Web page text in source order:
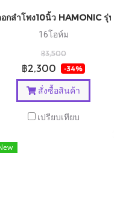
กลำโพง10นิ้ว HAMONIC รุ่น
16โอห์ม
฿3,500
฿2,300 -34%
สั่งซื้อสินค้า
เปรียบเทียบ